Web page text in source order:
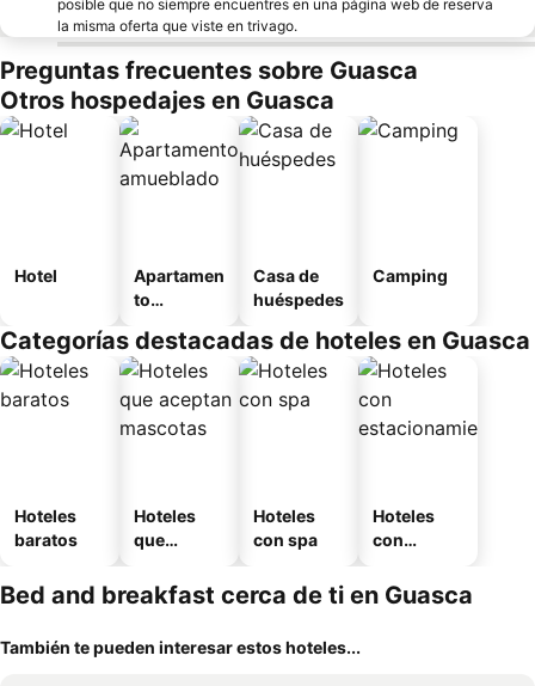
posible que no siempre encuentres en una página web de reserva
la misma oferta que viste en trivago.
Preguntas frecuentes sobre Guasca
Otros hospedajes en Guasca
Hotel
Apartamen
to
o
Casa de
huéspedes
Camping
Categorías destacadas de hoteles en Guasca
Hoteles
baratos
Hoteles
que
mascotas
Hoteles
con spa
Hoteles
con
miento
Bed and breakfast cerca de ti en Guasca
También te pueden interesar estos hoteles...